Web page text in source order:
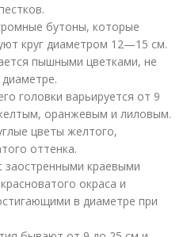
бутоны, которые
круг диаметром 12—15 см.
пышными цветками, не
головки варьируется от 9
оранжевым и лиловым.
цветы желтого,
оттенка.
заостренными краевыми
окраса и
в диаметре при